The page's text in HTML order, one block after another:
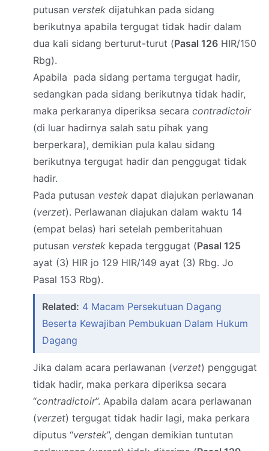
putusan verstek dijatuhkan pada sidang
berikutnya apabila tergugat tidak hadir dalam
dua kali sidang berturut-turut (Pasal 126 HIR/150
Rbg).
Apabila pada sidang pertama tergugat hadir,
sedangkan pada sidang berikutnya tidak hadir,
maka perkaranya diperiksa secara contradictoir
(di luar hadirnya salah satu pihak yang
berperkara), demikian pula kalau sidang
berikutnya tergugat hadir dan penggugat tidak
hadir.
Pada putusan vestek dapat diajukan perlawanan
(verzet). Perlawanan diajukan dalam waktu 14
(empat belas) hari setelah pemberitahuan
putusan verstek kepada terggugat (Pasal 125
ayat (3) HIR jo 129 HIR/149 ayat (3) Rbg. Jo
Pasal 153 Rbg).
Related: 4 Macam Persekutuan Dagang
Beserta Kewajiban Pembukuan Dalam Hukum
Dagang
Jika dalam acara perlawanan (verzet) penggugat
tidak hadir, maka perkara diperiksa secara
“contradictoir”. Apabila dalam acara perlawanan
(verzet) tergugat tidak hadir lagi, maka perkara
diputus “verstek”, dengan demikian tuntutan